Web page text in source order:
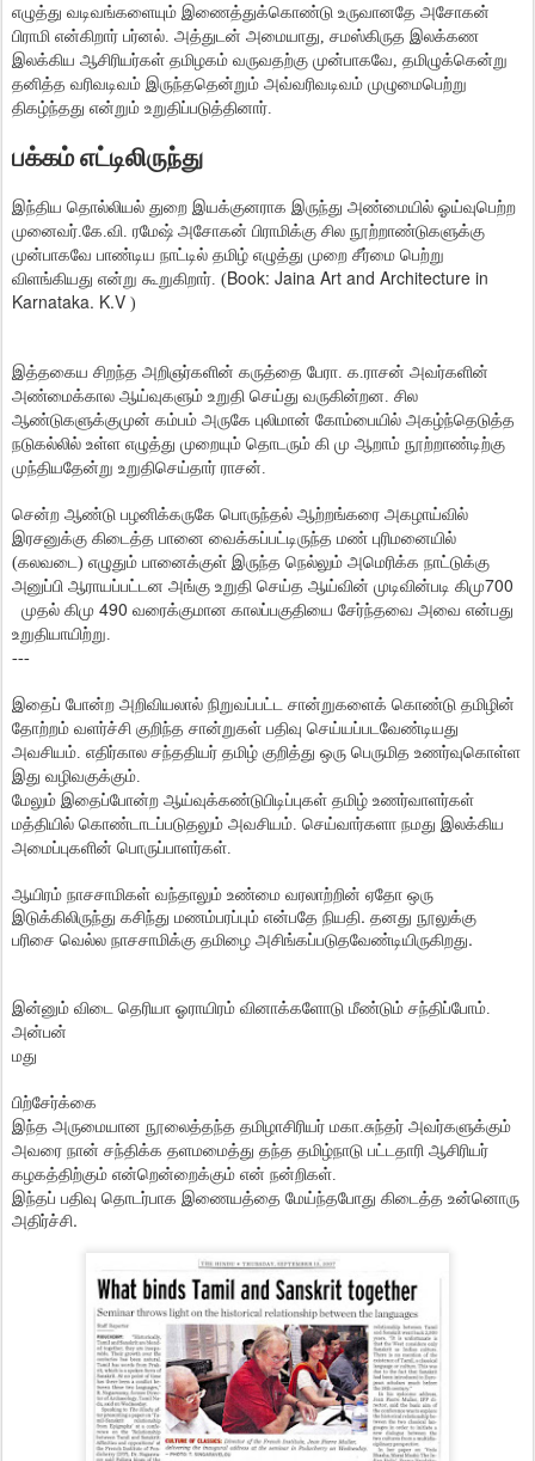
எழுத்து வடிவங்களையும் இணைத்துக்கொண்டு உருவானதே அசோகன்
பிராமி என்கிறார் பர்னல். அத்துடன் அமையாது, சமஸ்கிருத இலக்கண
இலக்கிய ஆசிரியர்கள் தமிழகம் வருவதற்கு முன்பாகவே, தமிழுக்கென்று
தனித்த வரிவடிவம் இருந்ததென்றும் அவ்வரிவடிவம் முழுமைபெற்று
திகழ்ந்தது என்றும் உறுதிப்படுத்தினார்.
பக்கம் எட்டிலிருந்து
இந்திய தொல்லியல் துறை இயக்குனராக இருந்து அண்மையில் ஓய்வுபெற்ற
முனைவர்.கே.வி. ரமேஷ் அசோகன் பிராமிக்கு சில நூற்றாண்டுகளுக்கு
முன்பாகவே பாண்டிய நாட்டில் தமிழ் எழுத்து முறை சீர்மை பெற்று
விளங்கியது என்று கூறுகிறார். (Book: Jaina Art and Architecture in
Karnataka. K.V )
இத்தகைய சிறந்த அறிஞர்களின் கருத்தை பேரா. க.ராசன் அவர்களின்
அண்மைக்கால ஆய்வுகளும் உறுதி செய்து வருகின்றன. சில
ஆண்டுகளுக்குமுன் கம்பம் அருகே புலிமான் கோம்பையில் அகழ்ந்தெடுத்த
நடுகல்லில் உள்ள எழுத்து முறையும் தொடரும் கி மு ஆறாம் நூற்றாண்டிற்கு
முந்தியதேன்று உறுதிசெய்தார் ராசன்.
சென்ற ஆண்டு பழனிக்கருகே பொருந்தல் ஆற்றங்கரை அகழாய்வில்
இரசனுக்கு கிடைத்த பானை வைக்கப்பட்டிருந்த மண் புரிமனையில்
(கலவடை) எழுதும் பானைக்குள் இருந்த நெல்லும் அமெரிக்க நாட்டுக்கு
அனுப்பி ஆராயப்பட்டன அங்கு உறுதி செய்த ஆய்வின் முடிவின்படி கிமு700
முதல் கிமு 490 வரைக்குமான காலப்பகுதியை சேர்ந்தவை அவை என்பது
உறுதியாயிற்று.
---
இதைப் போன்ற அறிவியலால் நிறுவப்பட்ட சான்றுகளைக் கொண்டு தமிழின்
தோற்றம் வளர்ச்சி குறிந்த சான்றுகள் பதிவு செய்யப்படவேண்டியது
அவசியம். எதிர்கால சந்ததியர் தமிழ் குறித்து ஒரு பெருமித உணர்வுகொள்ள
இது வழிவகுக்கும்.
மேலும் இதைப்போன்ற ஆய்வுக்கண்டுபிடிப்புகள் தமிழ் உணர்வாளர்கள்
மத்தியில் கொண்டாடப்படுதலும் அவசியம். செய்வார்களா நமது இலக்கிய
அமைப்புகளின் பொருப்பாளர்கள்.
ஆயிரம் நாசசாமிகள் வந்தாலும் உண்மை வரலாற்றின் ஏதோ ஒரு
இடுக்கிலிருந்து கசிந்து மணம்பரப்பும் என்பதே நியதி. தனது நூலுக்கு
பரிசை வெல்ல நாசசாமிக்கு தமிழை அசிங்கப்படுதவேண்டியிருகிறது.
இன்னும் விடை தெரியா ஓராயிரம் வினாக்களோடு மீண்டும் சந்திப்போம்.
அன்பன்
மது
பிற்சேர்க்கை
இந்த அருமையான நூலைத்தந்த தமிழாசிரியர் மகா.சுந்தர் அவர்களுக்கும்
அவரை நான் சந்திக்க தளமமைத்து தந்த தமிழ்நாடு பட்டதாரி ஆசிரியர்
கழகத்திற்கும் என்றென்றைக்கும் என் நன்றிகள்.
இந்தப் பதிவு தொடர்பாக இணையத்தை மேய்ந்தபோது கிடைத்த உன்னொரு
அதிர்ச்சி.